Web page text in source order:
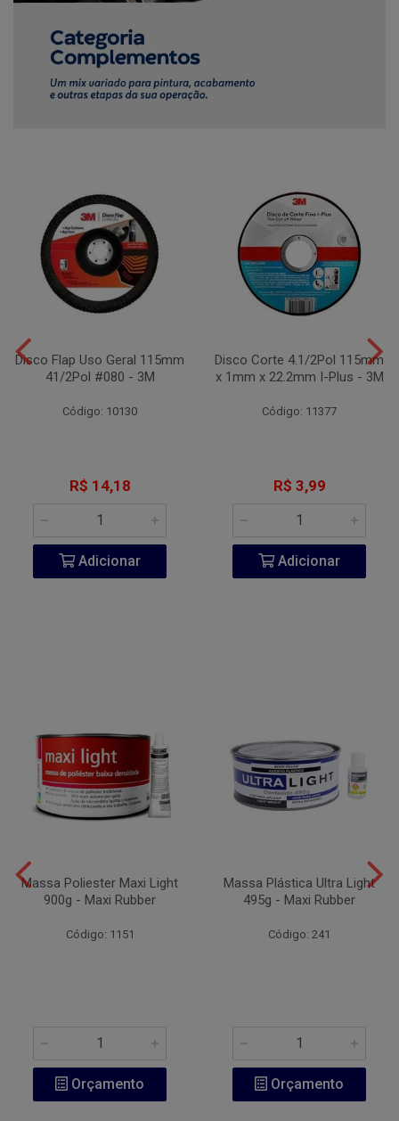
Disco Flap Uso Geral 115mm
41/2Pol #080 - 3M
Código: 10130
R$ 14,18
Adicionar
Disco Corte 4.1/2Pol 115mm
x 1mm x 22.2mm I-Plus - 3M
Código: 11377
R$ 3,99
Adicionar
Massa Poliester Maxi Light
900g - Maxi Rubber
Código: 1151
Orçamento
Massa Plástica Ultra Light
495g - Maxi Rubber
Código: 241
Orçamento